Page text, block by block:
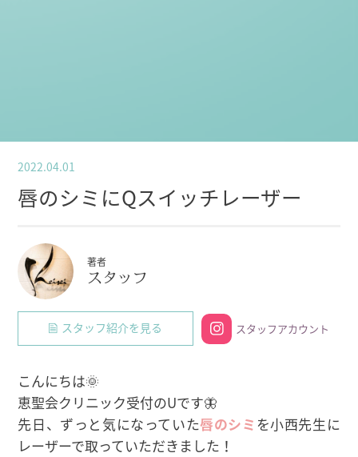
2022.04.01
唇のシミにQスイッチレーザー
著者
スタッフ
スタッフ紹介を見る スタッフアカウント
こんにちは🌞
恵聖会クリニック受付のUです🦋
先日、ずっと気になっていた唇のシミ を小西先生に
レーザーで取っていただきました！